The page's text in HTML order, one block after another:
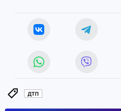
ДТП